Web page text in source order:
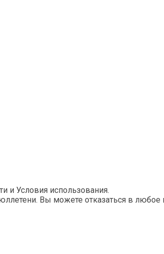
и Условия использования.
Вы можете отказаться в любое